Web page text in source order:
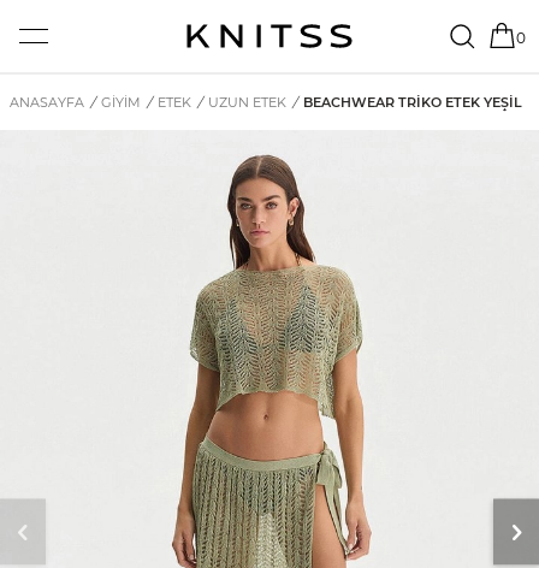
0
ANASAYFA / GİYİM / ETEK / UZUN ETEK / BEACHWEAR TRIKO ETEK YEŞIL